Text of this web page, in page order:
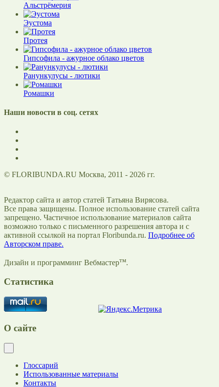
Альстрёмерия
Эустома
Протея
Гипсофила - ажурное облако цветов
Ранункулусы - лютики
Ромашки
Наши новости в соц. сетях
© FLORIBUNDA.RU Москва, 2011 - 2026 гг.
Редактор сайта и автор статей Татьяна Вирясова.
Все права защищены. Полное использование статей сайта
запрещено. Частичное использование материалов сайта
возможно только с письменного разрешения автора и с
активной ссылкой на портал Floribunda.ru. Подробнее об
Авторском праве.
Дизайн и программинг Вебмастертм.
Статистика
О сайте
Глоссарий
Использованные материалы
Контакты